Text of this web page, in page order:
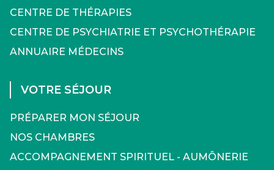
CENTRE DE THÉRAPIES
CENTRE DE PSYCHIATRIE ET PSYCHOTHÉRAPIE
ANNUAIRE MÉDECINS
VOTRE SÉJOUR
PRÉPARER MON SÉJOUR
NOS CHAMBRES
ACCOMPAGNEMENT SPIRITUEL - AUMÔNERIE